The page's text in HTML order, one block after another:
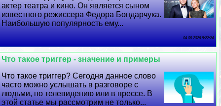
актер театра и кино. Он является сыном
известного режиссера Федора Бондарчука.
Наибольшую популярность ему...
04 08 2026 8:22:24
Что такое триггер - значение и примеры
Что такое триггер? Сегодня данное слово
часто можно услышать в разговоре с
людьми, по телевидению или в прессе. В
этой статье мы рассмотрим не только...